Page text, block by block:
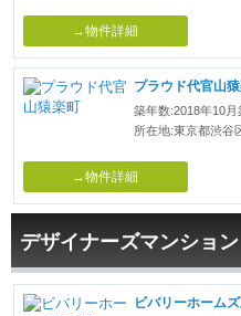
→物件詳細
プラウド代官山
築年数:2018年10月
所在地:東京都渋谷
→物件詳細
デザイナーズマンション
ビバリーホーム